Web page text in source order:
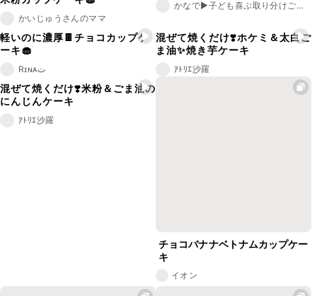
かいじゅうさんのママ
かなで▶︎子ども喜ぶ取り分けごはん
軽いのに濃厚🍫チョコカップケ
ーキ🧁
Rɪɴᴀت
混ぜて焼くだけ❣️ホケミ＆太白ご
ま油✨焼き芋ケーキ
ｱﾄﾘｴ沙羅
混ぜて焼くだけ❣️米粉＆ごま油の
にんじんケーキ
ｱﾄﾘｴ沙羅
チョコバナナベトナムカップケー
キ
イオン